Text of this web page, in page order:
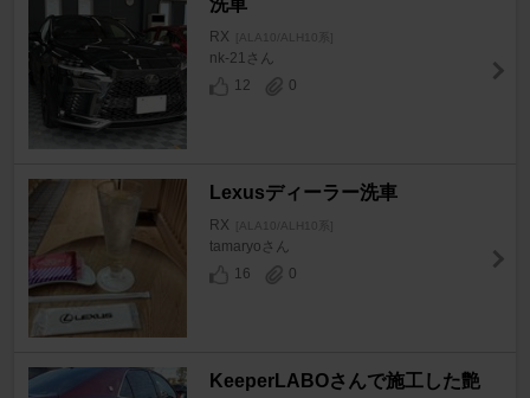
洗車
RX [ALA10/ALH10系]
nk-21さん
12
0
Lexusディーラー洗車
RX [ALA10/ALH10系]
tamaryoさん
16
0
KeeperLABOさんで施工した艶